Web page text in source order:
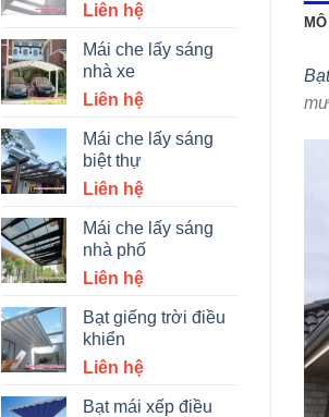
Liên hệ
Mái che lấy sáng
nhà xe
Liên hệ
Mái che lấy sáng
biệt thự
Liên hệ
Mái che lấy sáng
nhà phố
Liên hệ
Bạt giếng trời điều
khiển
Liên hệ
Bạt mái xếp điều